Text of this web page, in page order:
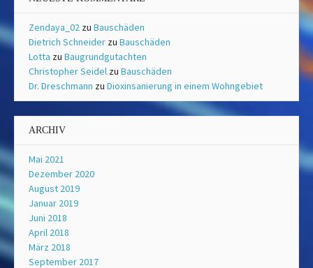
Zendaya_02 zu Bauschäden
Dietrich Schneider zu Bauschäden
Lotta zu Baugrundgutachten
Christopher Seidel zu Bauschäden
Dr. Dreschmann zu Dioxinsanierung in einem Wohngebiet
ARCHIV
Mai 2021
Dezember 2020
August 2019
Januar 2019
Juni 2018
April 2018
März 2018
September 2017